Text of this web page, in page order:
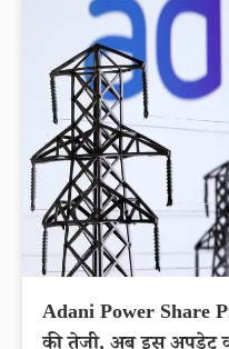
Adani Power Share